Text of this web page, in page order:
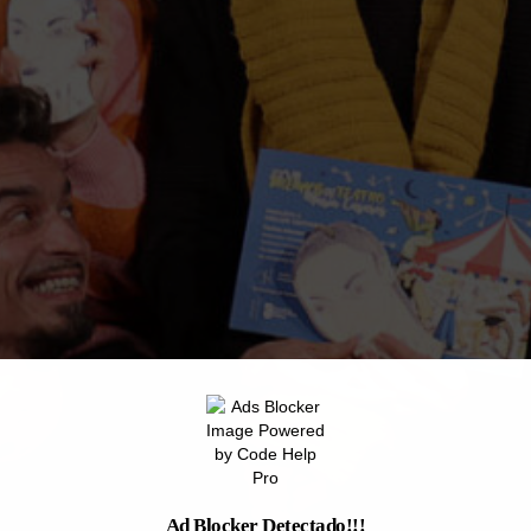
Ad Blocker Detectado!!!